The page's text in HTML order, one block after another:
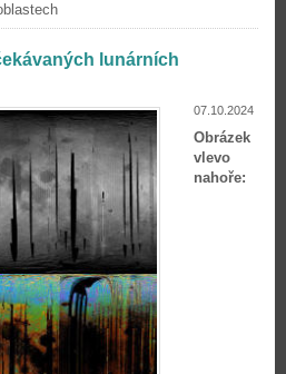
lunárních
07.10.2024
Obrázek
vlevo
nahoře: